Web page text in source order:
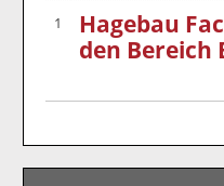
1
Hagebau
den Bereich